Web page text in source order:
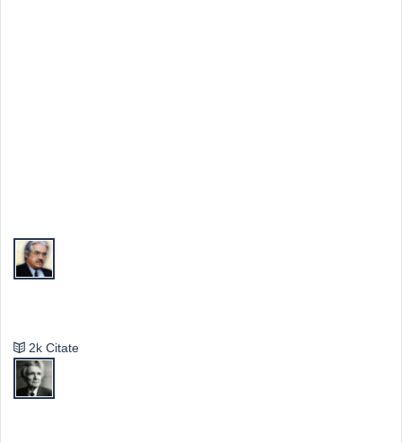
2k Citate